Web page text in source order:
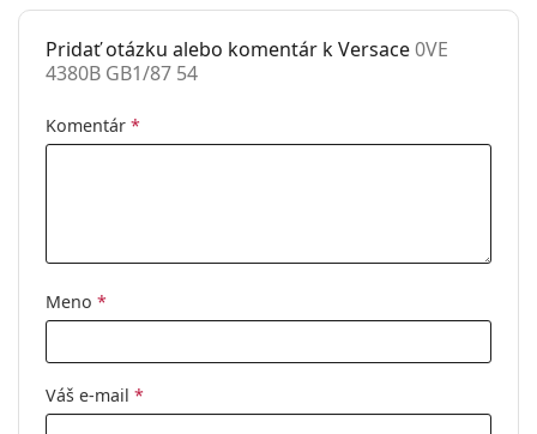
Pridať otázku alebo komentár k Versace0VE
4380B GB1/87 54
Komentár *
Meno *
Váš e-mail *